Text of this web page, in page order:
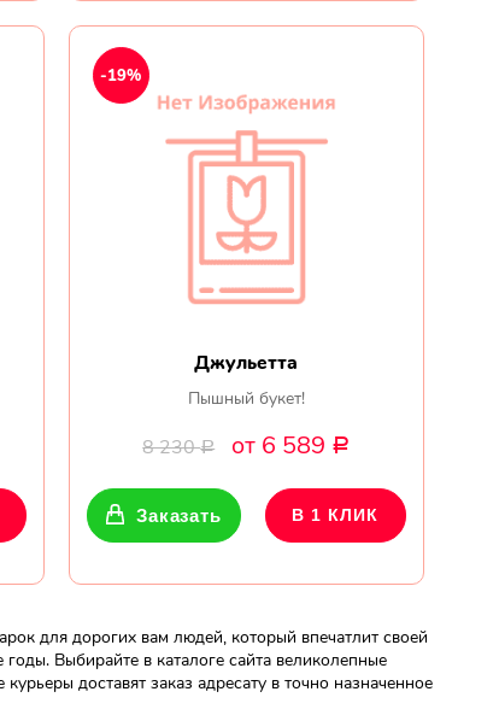
Джульетта
Пышный букет!
8 230Р от 6 589 Р
-19%
Заказать В 1 КЛИК
для дорогих вам людей, который впечатлит своей
Выбирайте в каталоге сайта великолепные
доставят заказ адресату в точно назначенное